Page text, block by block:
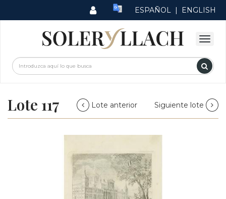
ESPAÑOL | ENGLISH
Lote 117 Lote anterior Siguiente lote